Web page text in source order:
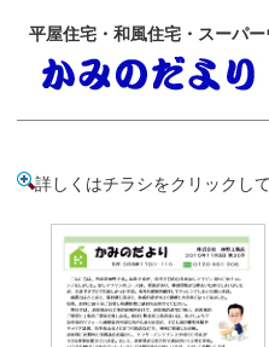
平屋住宅・和風住宅・スーパ
詳しくはチラシをクリックし